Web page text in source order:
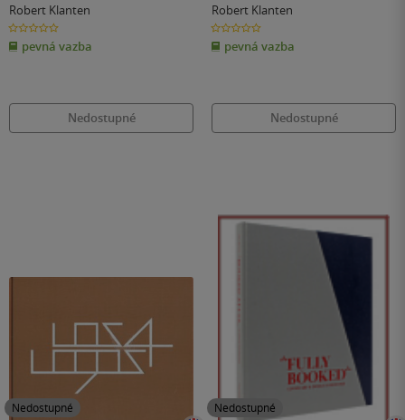
Robert Klanten
0.0
z
5
hvězdiček
pevná vazba
Nedostupné
Robert Klanten
0.0
z
5
hvězdiček
pevná vazba
Nedostupné
Nedostupné Nedostupné